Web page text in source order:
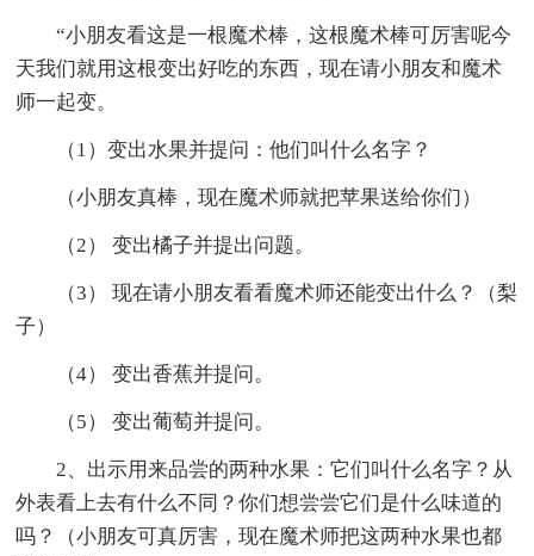
“小朋友看这是一根魔术棒，这根魔术棒可厉害呢今
天我们就用这根变出好吃的东西，现在请小朋友和魔术
师一起变。
（1）变出水果并提问：他们叫什么名字？
（小朋友真棒，现在魔术师就把苹果送给你们）
（2） 变出橘子并提出问题。
（3） 现在请小朋友看看魔术师还能变出什么？（梨
子）
（4） 变出香蕉并提问。
（5） 变出葡萄并提问。
2、出示用来品尝的两种水果：它们叫什么名字？从
外表看上去有什么不同？你们想尝尝它们是什么味道的
吗？（小朋友可真厉害，现在魔术师把这两种水果也都